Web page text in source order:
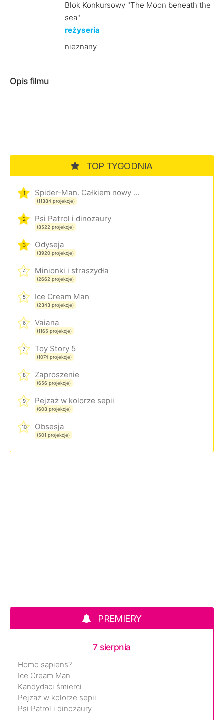
Blok Konkursowy "The Moon beneath the
sea"
reżyseria
nieznany
Opis filmu
TOP TYGODNIA
1 Spider-Man. Całkiem nowy dzień
(11384 projekcje)
2 Psi Patrol i dinozaury
(8522 projekcje)
3 Odyseja
(3920 projekcje)
4 Minionki i straszydła
(2662 projekcje)
5 Ice Cream Man
(2343 projekcje)
6 Vaiana
(1165 projekcje)
7 Toy Story 5
(1074 projekcje)
8 Zaproszenie
(656 projekcje)
9 Pejzaż w kolorze sepii
(608 projekcje)
10 Obsesja
(501 projekcje)
PREMIERY
7 sierpnia
Homo sapiens?
Ice Cream Man
Kandydaci śmierci
Pejzaż w kolorze sepii
Psi Patrol i dinozaury